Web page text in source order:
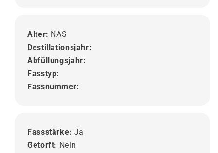
Alter: NAS
Destillationsjahr:
Abfüllungsjahr:
Fasstyp:
Fassnummer:
Fassstärke: Ja
Getorft: Nein